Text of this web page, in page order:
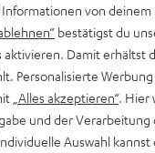
MOTIV®
Stil trifft Sound
Mehr entdecken
von deinem
bestätigst du
Damit erhältst
Personalisierte
„Alles akzeptieren“. Hier
und der Verarbeitung
Auswahl kannst